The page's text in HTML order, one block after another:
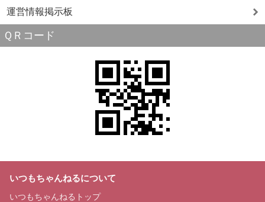
運営情報掲示板
ＱＲコード
いつもちゃんねるについて
いつもちゃんねるトップ